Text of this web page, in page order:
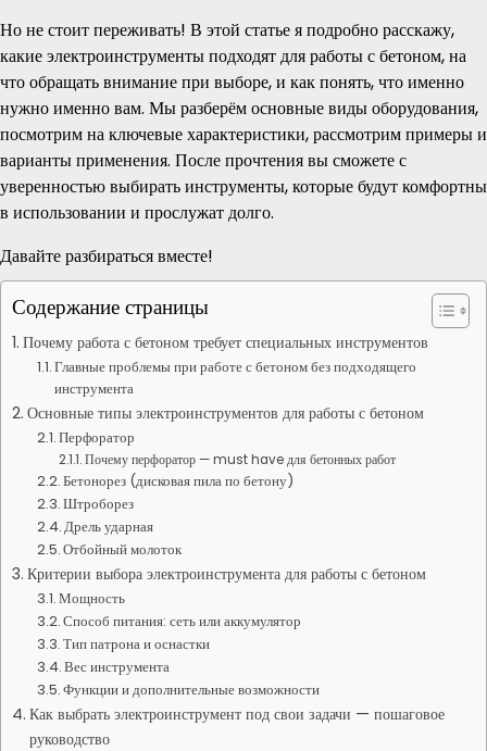
Но не стоит переживать! В этой статье я подробно расскажу,
какие электроинструменты подходят для работы с бетоном, на
что обращать внимание при выборе, и как понять, что именно
нужно именно вам. Мы разберём основные виды оборудования,
посмотрим на ключевые характеристики, рассмотрим примеры и
варианты применения. После прочтения вы сможете с
уверенностью выбирать инструменты, которые будут комфортны
в использовании и прослужат долго.
Давайте разбираться вместе!
Содержание страницы
Почему работа с бетоном требует специальных инструментов
Главные проблемы при работе с бетоном без подходящего
инструмента
Основные типы электроинструментов для работы с бетоном
Перфоратор
Почему перфоратор — must have для бетонных работ
Бетонорез (дисковая пила по бетону)
Штроборез
Дрель ударная
Отбойный молоток
Критерии выбора электроинструмента для работы с бетоном
Мощность
Способ питания: сеть или аккумулятор
Тип патрона и оснастки
Вес инструмента
Функции и дополнительные возможности
Как выбрать электроинструмент под свои задачи — пошаговое
руководство